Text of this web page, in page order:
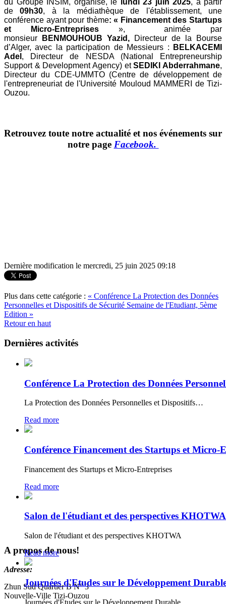
de09h30, à la médiathèque de l'établissement, une
conférence ayant pour thème: « Financement des Startups
et Micro-Entreprises», animée par
monsieur BENMOUHOUB Yazid,
Directeur de la Bourse
d’Alger, avec la participation de Messieurs :
BELKACEMI
Adel , Directeur de NESDA (National Entrepreneurship
Support & Development Agency) etSEDIKI Abderrahmane,
Directeur du CDE-UMMTO (Centre de développement de
l'entrepreneuriat de l'Université Mouloud MAMMERI de Tizi-
Ouzou.
Retrouvez toute notre actualité et nos événements sur
notre page Facebook.
Dernière modification le mercredi, 25 juin 2025 09:18
Plus dans cette catégorie : « Conférence La Protection des Données
Personnelles et Dispositifs de Sécurité Semaine de l'Etudiant, 5ème
Edition »
Retour en haut
Dernières activités
Conférence La Protection des Données
La Protection des Données Personnelles et Dispositifs…
Read more
Conférence Financement des Startups et Micro-
Financement des Startups et Micro-Entreprises
Read more
Salon de l'étudiant et des perspectives KHOTWA
Salon de l'étudiant et des perspectives KHOTWA
Read more
Journées d'Etudes sur le Développement
Journées d'Etudes sur le Développement Durable
A propos de nous!
Adresse:
Zhun Sud Quartier B N° 3
Nouvelle-Ville Tizi-Ouzou